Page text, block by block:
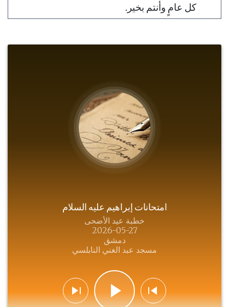
كل عامٍ وأنتم بخير.
امتحانات إبراهيم عليه السلام
خطبة عيد الأضحى
2026-05-27
دمشق
مسجد عبد الغني النابلسي